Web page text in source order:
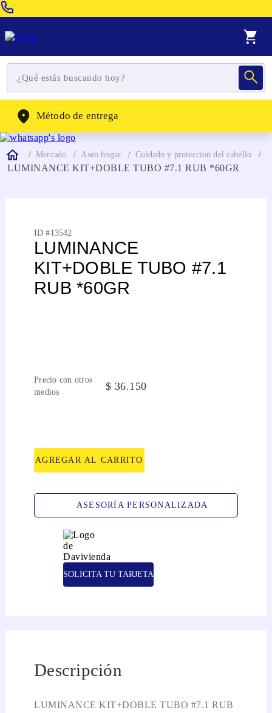
WhatsApp: (302) 262-4104
Método de entrega
Mercado Aseo hogar Cuidado y proteccion del cabello
LUMINANCE KIT+DOBLE TUBO #7.1 RUB *60GR
ID #13542
LUMINANCE
KIT+DOBLE TUBO #7.1
RUB *60GR
Precio con otros
medios
$ 36.150
AGREGAR AL CARRITO
ASESORÍA PERSONALIZADA
SOLICITA TU TARJETA
Descripción
LUMINANCE KIT+DOBLE TUBO #7.1 RUB